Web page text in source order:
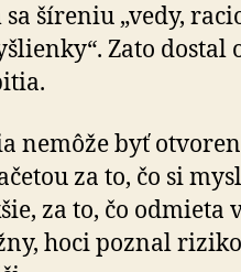
šíreniu „vedy,
Zato dostal
nemôže byť
za to, čo si
za to, čo
hoci poznal